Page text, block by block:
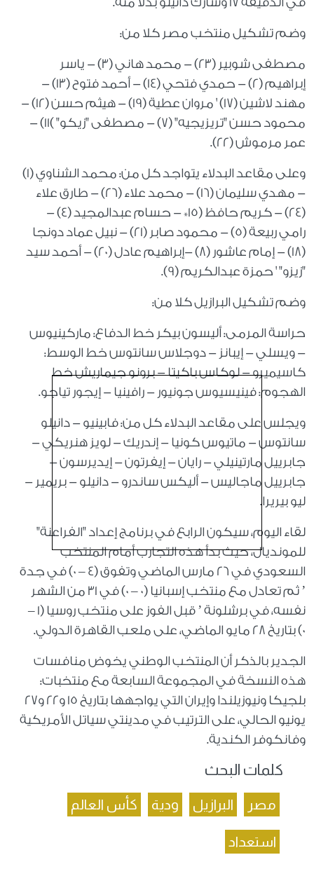
وضم تشكيل منتخب مصر كلا من:
مصطفى شوبير (23) - محمد هاني (3) - ياسر
إبراهيم (2) - حمدي فتحي (14) - أحمد فتوح (13) -
مهند لاشين (17) ' مروان عطية (19) - هيثم حسن (12) -
محمود حسن "تريزيجيه" (7) - مصطفى "زيكو" )11) -
عمر مرموش (22).
وعلى مقاعد البدلاء يتواجد كل من: محمد الشناوي (1)
- مهدي سليمان (16) - محمد علاء (26) - طارق علاء
(24) - كريم حافظ (15* - حسام عبدالمجيد (4) -
رامي ربيعة (5) - محمود صابر (21) - نبيل عماد دونجا
(18) - إمام عاشور (8) -إبراهيم عادل (20) - أحمد سيد
"زيزو" ' حمزة عبدالكريم (9).
وضم تشكيل البرازيل كلا من:
حراسة المرمى: أليسون بيكر خط الدفاع: ماركينيوس
- ويسلي - إيبانز - دوجلاس سانتوس خط الوسط:
كاسيميرو - لوكاس باكيتا - برونو جيماريش خط
الهجوم: فينيسيوس جونيور - رافينيا - إيجور تياجو.
ويجلس على مقاعد البدلاء كل من: فابينيو - دانيلو
سانتوس - ماتيوس كونيا - إندريك - لويز هنريكي -
جابرييل مارتينيلي - رايان - إيفرتون - إيديرسون -
جابرييل ماجاليس - أليكس ساندرو - دانيلو - بريمير -
ليو بيريرا.
لقاء اليوم، سيكون الرابع في برنامج إعداد "الفراعنة"
للمونديال، حيث بدأ هذه التجارب أمام المنتخب
السعودي في 26 مارس الماضي وتفوق (4 – 0) في جدة
’ ثم تعادل مع منتخب إسبانيا (0 – 0) في 31 من الشهر
نفسه، في برشلونة ’ قبل الفوز على منتخب روسيا (1 –
0) بتاريخ 28 مايو الماضي، على ملعب القاهرة الدولي.
الجدير بالذكر أن المنتخب الوطني يخوض منافسات
هذه النسخة في المجموعة السابعة مع منتخبات:
بلجيكا ونيوزيلندا وإيران التي يواجهها بتاريخ 15 و22 و27
يونيو الحالي، على الترتيب في مدينتي سياتل الأمريكية
وفانكوفر الكندية.
كلمات البحث
مصر البرازيل ودية كأس العالم
استعداد